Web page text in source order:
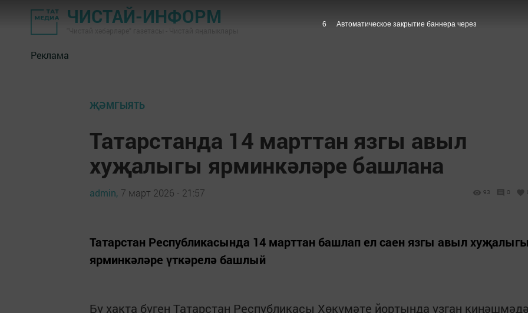
ЧИСТАЙ-ИНФОРМ
Реклама
ҖӘМГЫЯТЬ
Татарстанда 14 марттан язгы авыл
хуҗалыгы ярминкәләре башлана
admin, 7 март 2026 - 21:57 93 0
Татарстан Республикасында 14 марттан башлап ел саен язгы авыл
ярминкәләре үткәрелә башлый
Бу хакта бүген Татарстан Республикасы Хөкүмәте йортында узган
5 Автоматическое закрытие баннера через